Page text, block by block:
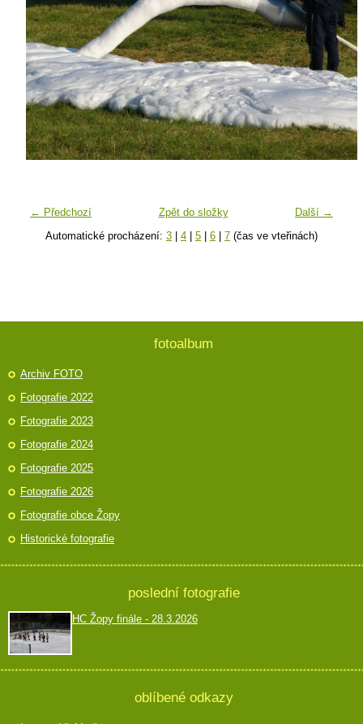
← Předchozí Další →
Zpět do složky
Automatické procházení: 3 | 4 | 5 | 6 | 7 (čas ve vteřinách)
fotoalbum
Archiv FOTO
Fotografie 2022
Fotografie 2023
Fotografie 2024
Fotografie 2025
Fotografie 2026
Fotografie obce Žopy
Historické fotografie
poslední fotografie
HC Žopy finále - 28.3.2026
oblíbené odkazy